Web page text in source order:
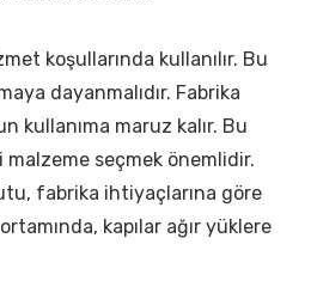
koşullarında kullanılır. Bu
dayanmalıdır. Fabrika
kullanıma maruz kalır. Bu
seçmek önemlidir.
fabrika ihtiyaçlarına göre
kapılar ağır yüklere